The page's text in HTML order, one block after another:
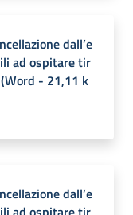
dall’e
ad ospitare tir
(Word - 21,11 k
dall’e